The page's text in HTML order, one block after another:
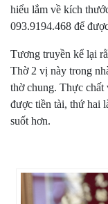
hiểu lắm về kích
093.9194.468 để
Tương truyền kể lại
Thờ 2 vị này trong
thờ chung. Thực chất
được tiền tài, thứ hai
suốt hơn.